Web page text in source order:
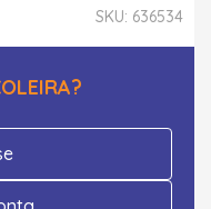
SKU: 636534